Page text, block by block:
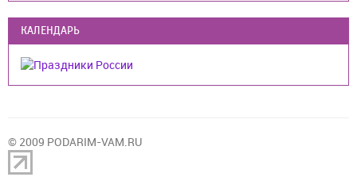
КАЛЕНДАРЬ
© 2009 PODARIM-VAM.RU